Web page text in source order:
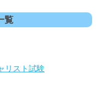
覧
リスト試験